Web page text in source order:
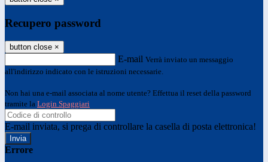
Recupero password
button close ×
E-mail Verrà inviato un messaggio
all'indirizzo indicato con le istruzioni necessarie.
Non hai una e-mail associata al nome utente? Effettua il reset della password
tramite la Login Spaggiari
E-mail inviata, si prega di controllare la casella di posta elettronica!
Errore